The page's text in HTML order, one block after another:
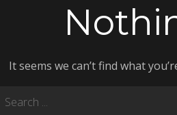
It seems we can’t find what
Search